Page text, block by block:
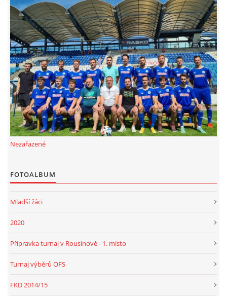
DOTACE
FKD, z.s.
Drnovice 704
68304 Drnovice
ičo 27005305
č.ú. 3227086359 / 0800
© 2026 eStránky.cz |RSS
Nezařazené
FOTOALBUM
Mladší žáci
2020
Přípravka turnaj v Rousínově - 1. místo
Turnaj výběrů OFS
FKD 2014/15